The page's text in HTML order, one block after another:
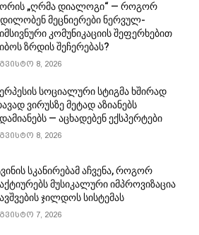
„ღრმა დიალოგი“ — როგორ
მეცნიერები ნერვულ-
კომუნიკაციის შეფერხებით
ზრდის შეჩერებას?
8, 2026
სოციალური სტიგმა ხშირად
ვირუსზე მეტად აზიანებს
— აცხადებენ ექსპერტები
8, 2026
სკანირებამ აჩვენა, როგორ
მუსიკალური იმპროვიზაცია
ჯილდოს სისტემას
7, 2026